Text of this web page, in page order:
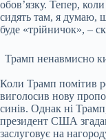
обов’язку. Тепер,
сидять там, я думаю,
буде «трійничок», –
Трамп ненавмисно
Коли Трамп помітив
виголосив нову
синів. Однак ні
президент США
заслуговує на